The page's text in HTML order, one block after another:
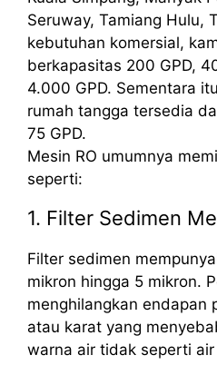
Seruway, Tamiang Hulu,
kebutuhan komersial,
berkapasitas 200 GPD,
4.000 GPD. Sementara
rumah tangga tersedia
75 GPD.
Mesin RO umumnya
seperti:
1. Filter Sedimen
Filter sedimen
mikron hingga 5 mikron.
menghilangkan endapan
atau karat yang
warna air tidak seperti